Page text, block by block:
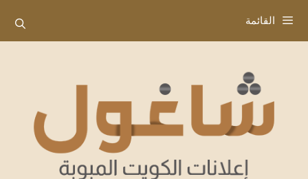
إلى
المحتوى
القائمة